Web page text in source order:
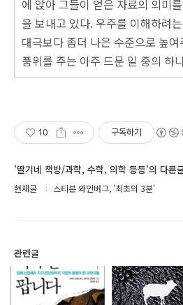
에 앉아 그들이 얻은 자료의 의미
을 보내고 있다. 우주를 이해하려
대극보다 좀더 나은 수준으로 높
품위를 주는 아주 드문 일 중의 하
10 구독하기
'딸기네 책방/과학, 수학, 의학 등등'의 다른
현재글 스티븐 와인버그, '최초의 3분'
관련글